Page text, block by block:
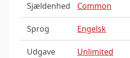
Sjældenhed Common
Sprog Engelsk
Udgave Unlimited